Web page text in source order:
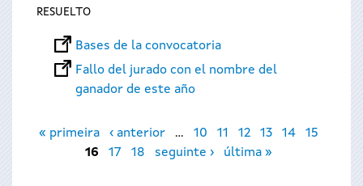
RESUELTO
Bases de la convocatoria
Fallo del jurado con el nombre del
ganador de este año
Páginas
« primeira ‹ anterior … 10 11 12 13 14
15
16
17 18 seguinte › última »